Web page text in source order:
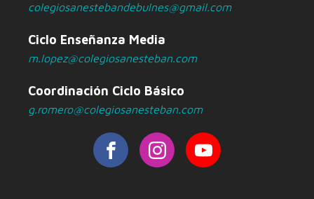
colegiosanestebandebulnes@gmail.com
Ciclo Enseñanza Media
m.lopez@colegiosanesteban.com
Coordinación Ciclo Básico
g.romero@colegiosanesteban.com